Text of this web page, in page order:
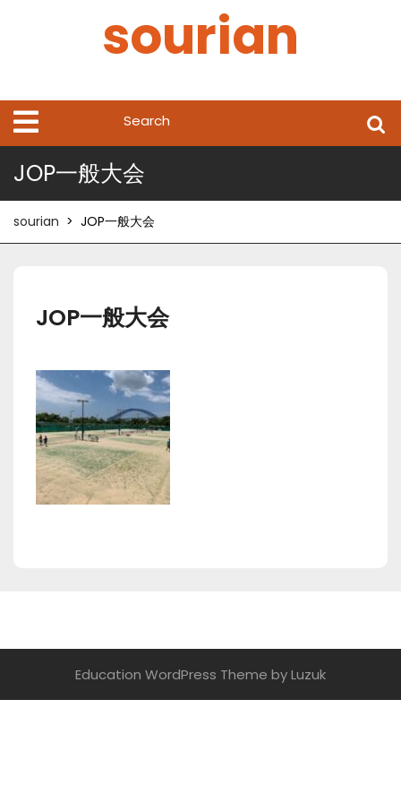
sourian
Open
Menu
for:
JOP一般大会
sourian > JOP一般大会
JOP一般大会
Education WordPress Theme by Luzuk